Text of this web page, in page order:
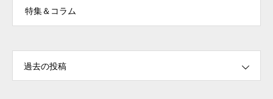
特集＆コラム
過去の投稿